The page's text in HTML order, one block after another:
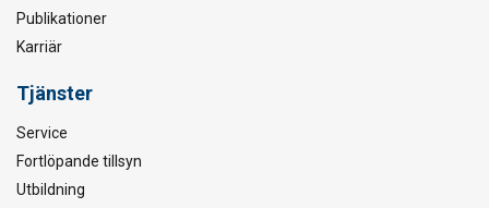
Publikationer
Karriär
Tjänster
Service
Fortlöpande tillsyn
Utbildning